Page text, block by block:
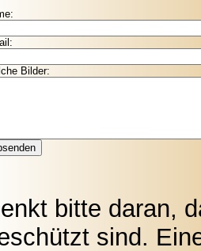
Bilder:
bitte daran,
sind.